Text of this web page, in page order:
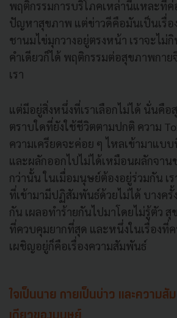
พฤติกรรมการบริโภคเหล่านี้แหละที่ค่
ปัญหาสุขภาพ แต่ข่าวดีคือมันเป็นเรื่อ
ชานมไข่มุกวางอยู่ตรงหน้า เราจะไม่
คำเดียวก็ได้ พฤติกรรมต่อสุขภาพกาย
เรา
แต่มีอยู่สิ่งหนึ่งที่เราเลือกไม่ได้ นั่นคือ
ตราบใดที่ยังใช้ชีวิตตามปกติ ความ
ความเครียดจะค่อย ๆ ไหลเข้ามาแบบ
และผลักออกไปไม่ได้เหมือนผลักจาน
กว่านั้น ในเมื่อมนุษย์ต้องอยู่ร่วมกัน เ
ที่เข้ามามีปฏิสัมพันธ์ด้วยไม่ได้ บางครั้ง
กัน เผลอทำร้ายกันไปมาโดยไม่รู้ตัว สุ
ที่ควบคุมยากที่สุด และหนึ่งในเรื่องที่
เผชิญอยู่ก็คือเรื่องความสัมพันธ์
ใจเป็นนาย กายเป็นบ่าว และความ